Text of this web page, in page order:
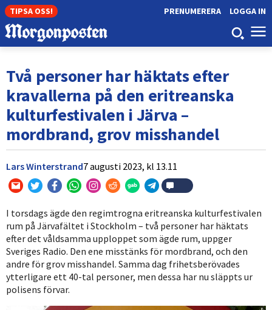
TIPSA OSS! LOGGA IN
PRENUMERERA
Två personer har häktats efter
kravallerna på den eritreanska
kulturfestivalen i Järva –
mordbrand, grov misshandel
Lars Winterstrand7 augusti 2023, kl 13.11
I torsdags ägde den regimtrogna eritreanska kulturfestivalen
rum på Järvafältet i Stockholm – två personer har häktats
efter det våldsamma upploppet som ägde rum, uppger
Sveriges Radio. Den ene misstänks för mordbrand, och den
andre för grov misshandel. Samma dag frihetsberövades
ytterligare ett 40-tal personer, men dessa har nu släppts ur
polisens förvar.